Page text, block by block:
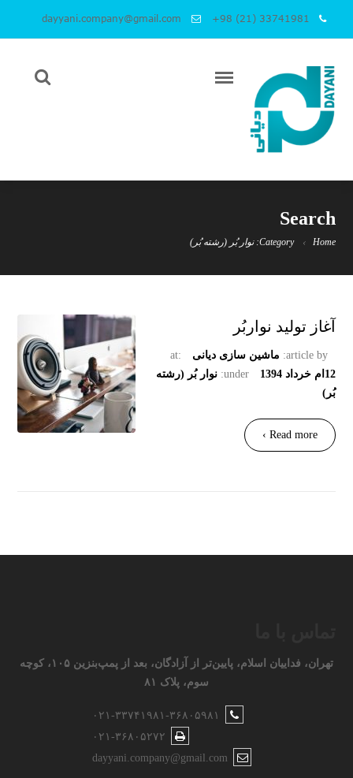
dayyani.company@gmail.com +98 (21) 33741981
Search
Home Category: نوار بُر (رشته بُر)
آغاز تولید نوار‌بُر
article by: ماشین سازی دیانی
at:
12ام خرداد 1394
under: نوار بُر (رشته
بُر)
Read more ›
تهران، فداییان اسلام، پایین‌تر از آزادگان، بعد از پمپ‌بنزین ۱۰۵، کوچه
سوم، پلاک ۸۱
۰۲۱-۳۳۷۴۱۹۸۱-۳۶۸۰۵۹۸۱
۰۲۱-۳۶۸۰۵۲۷۲
dayyani.company@gmail.com